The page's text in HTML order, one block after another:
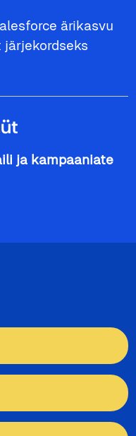
ärikasvu
ja kampaaniate